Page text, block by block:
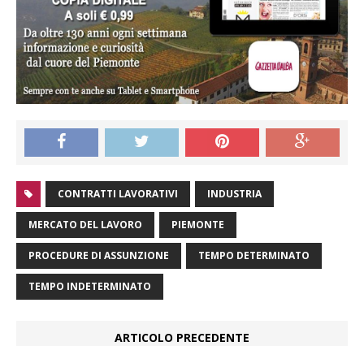
CONTRATTI LAVORATIVI INDUSTRIA
MERCATO DEL LAVORO PIEMONTE
PROCEDURE DI ASSUNZIONE TEMPO DETERMINATO
TEMPO INDETERMINATO
ARTICOLO PRECEDENTE